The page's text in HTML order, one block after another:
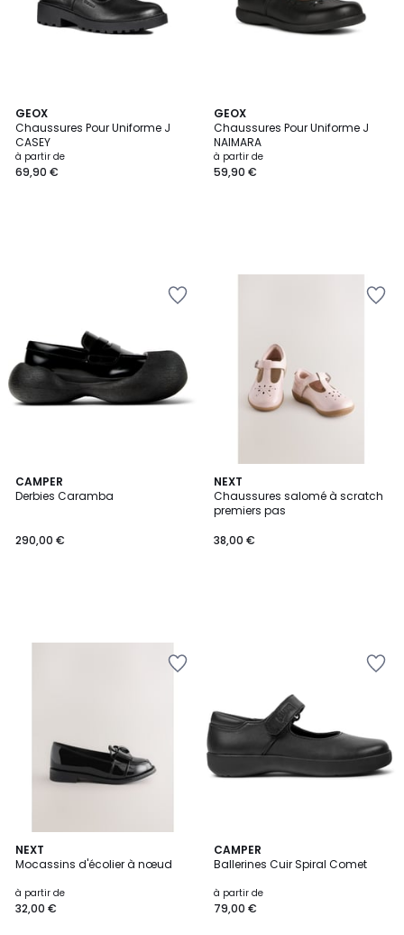
GEOX
Chaussures Pour Uniforme J
CASEY
à partir de
69,90 €
GEOX
Chaussures Pour Uniforme J
NAIMARA
à partir de
59,90 €
CAMPER
Derbies Caramba
290,00 €
NEXT
Chaussures salomé à scratch
premiers pas
38,00 €
NEXT
Mocassins d'écolier à nœud
à partir de
32,00 €
CAMPER
Ballerines Cuir Spiral Comet
à partir de
79,00 €
3,7
/ 5